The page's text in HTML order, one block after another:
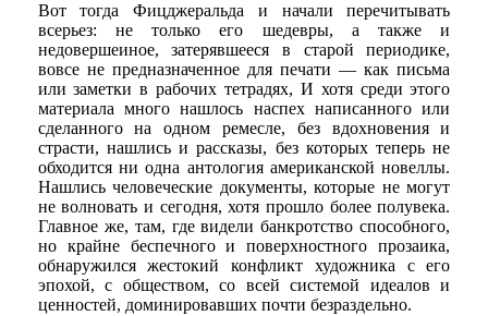
Вот тогда Фицджеральда и начали перечитывать
всерьез: не только его шедевры, а также и
недовершеиное, затерявшееся в старой периодике,
вовсе не предназначенное для печати — как письма
или заметки в рабочих тетрадях, И хотя среди этого
материала много нашлось наспех написанного или
сделанного на одном ремесле, без вдохновения и
страсти, нашлись и рассказы, без которых теперь не
обходится ни одна антология американской новеллы.
Нашлись человеческие документы, которые не могут
не волновать и сегодня, хотя прошло более полувека.
Главное же, там, где видели банкротство способного,
но крайне беспечного и поверхностного прозаика,
обнаружился жестокий конфликт художника с его
эпохой, с обществом, со всей системой идеалов и
ценностей, доминировавших почти безраздельно.